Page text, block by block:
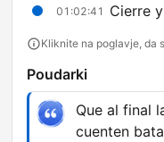
01:02:41 Cierre
Kliknite na poglavje, da
Poudarki
Que al final
cuenten